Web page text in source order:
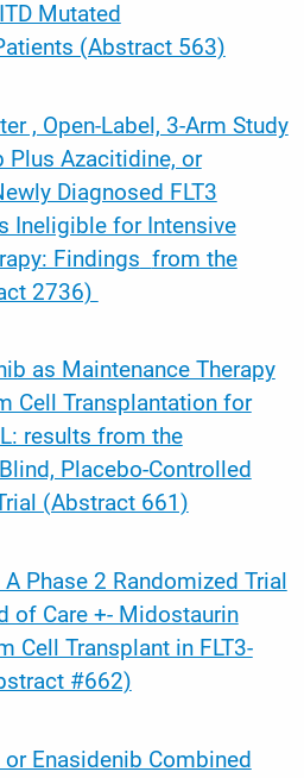
Mutated
(Abstract 563)
, Open-Label, 3-Arm Study
Plus Azacitidine, or
Diagnosed FLT3
Ineligible for Intensive
Findings from the
2736)
as Maintenance Therapy
Cell Transplantation for
results from the
Placebo-Controlled
(Abstract 661)
Phase 2 Randomized Trial
of Care +- Midostaurin
Cell Transplant in FLT3-
#662)
Enasidenib Combined